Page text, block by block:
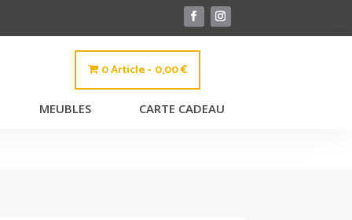
0 Article 0,00 €
MEUBLES CARTE CADEAU